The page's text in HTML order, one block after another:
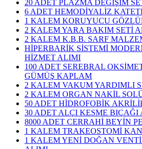
20 ADET PLAZMA DEĞİŞİM
6 ADET HEMODİYALİZ
1 KALEM KORUYUCU
2 KALEM YARA BAKIM SETİ
2 KALEM K.B.B. SARF
HİPERBARİK SİSTEMİ
HİZMET ALIMI
100 ADET SEREBRAL
GÜMÜŞ KAPLAM
2 KALEM VAKUM YARDIMLI
2 KALEM ORGAN NAKİL
50 ADET HİDROFOBİK
30 ADET ALÇI KESME BIÇAĞI
8000 ADET CERRAHİ BEYİN
1 KALEM TRAKEOSTOMİ
1 KALEM YENİ DOĞAN